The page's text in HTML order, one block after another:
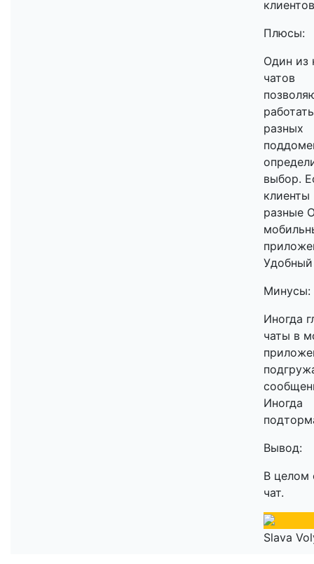
клиентов
Плюсы:
Один из
чатов
разных
выбор.
клиенты
разные
Удобный
Минусы:
Иногда
чаты в
Иногда
Вывод:
В целом
чат.
Slava